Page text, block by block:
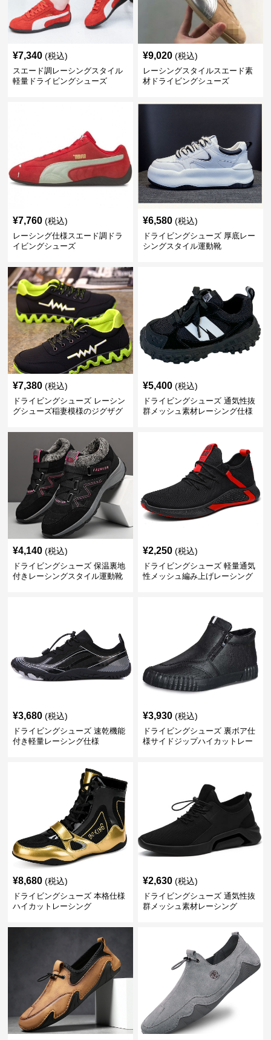
¥7,340 (税込)
スエード調レーシングスタイル
軽量ドライビングシューズ
¥9,020 (税込)
レーシングスタイルスエード素
材ドライビングシューズ
¥7,760 (税込)
レーシング仕様スエード調ドラ
イビングシューズ
¥6,580 (税込)
ドライビングシューズ 厚底レー
シングスタイル運動靴
¥7,380 (税込)
ドライビングシューズ レーシン
グシューズ稲妻模様のジグザグ
¥5,400 (税込)
ドライビングシューズ 通気性抜
群メッシュ素材レーシング仕様
¥4,140 (税込)
ドライビングシューズ 保温裏地
付きレーシングスタイル運動靴
¥2,250 (税込)
ドライビングシューズ 軽量通気
性メッシュ編み上げレーシング
¥3,680 (税込)
ドライビングシューズ 速乾機能
付き軽量レーシング仕様
¥3,930 (税込)
ドライビングシューズ 裏ボア仕
様サイドジップハイカットレー
¥8,680 (税込)
ドライビングシューズ 本格仕様
ハイカットレーシング
¥2,630 (税込)
ドライビングシューズ 通気性抜
群メッシュ素材レーシング